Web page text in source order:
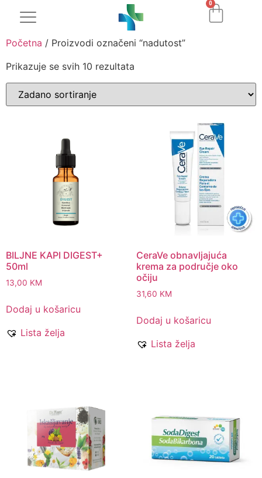
0
Početna / Proizvodi označeni “nadutost”
Prikazuje se svih 10 rezultata
BILJNE KAPI DIGEST+
50ml
13,00 KM
Dodaj u košaricu
Lista želja
CeraVe obnavljajuća
krema za područje oko
očiju
31,60 KM
Dodaj u košaricu
Lista želja